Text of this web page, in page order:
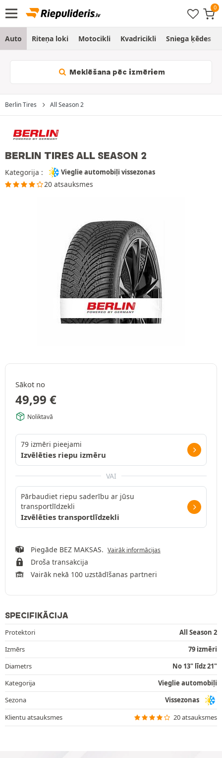
Auto Riteņa loki Motocikli Kvadricikli Sniega ķēdes
Meklēšana pēc izmēriem
Berlin Tires All Season 2
BERLIN TIRES ALL SEASON 2
Kategorija : Vieglie automobiļi vissezonas
20 atsauksmes
Sākot no
49,99 €
Noliktavā
79 izmēri pieejami
Izvēlēties riepu izmēru
VAI
Pārbaudiet riepu saderību ar jūsu
transportlīdzekli
Izvēlēties transportlīdzekli
Piegāde BEZ MAKSAS. Vairāk informācijas
Droša transakcija
Vairāk nekā 100 uzstādīšanas partneri
SPECIFIKĀCIJA
Protektori
All Season 2
Izmērs
79 izmēri
Diametrs
No 13" līdz 21"
Kategorija
Vieglie automobiļi
Sezona
Vissezonas
Klientu atsauksmes
20 atsauksmes